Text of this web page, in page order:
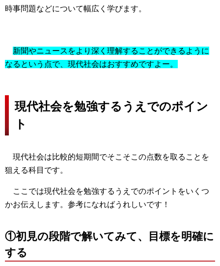
時事問題などについて幅広く学びます。
新聞やニュースをより深く理解することができるように
なるという点で、現代社会はおすすめですよー。
現代社会を勉強するうえでのポイン
ト
現代社会は比較的短期間でそこそこの点数を取ることを
狙える科目です。
ここでは現代社会を勉強するうえでのポイントをいくつ
かお伝えします。参考になればうれしいです！
①初見の段階で解いてみて、目標を明確に
する